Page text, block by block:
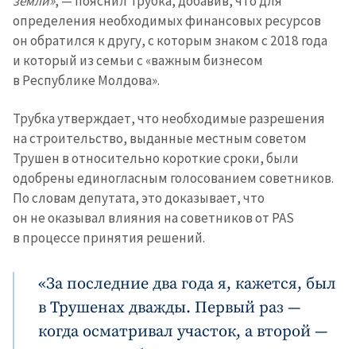
определения необходимых финансовых ресурсов
он обратился к другу, с которым знаком с 2018 года
и который из семьи с «важным бизнесом
в Республике Молдова».
Трубка утверждает, что необходимые разрешения
на строительство, выданные местным советом
Трушен в относительно короткие сроки, были
одобрены единогласным голосованием советников.
По словам депутата, это доказывает, что
он не оказывал влияния на советников от PAS
в процессе принятия решений.
«За последние два года я, кажется, был
в Трушенах дважды. Первый раз —
когда осматривал участок, а второй —